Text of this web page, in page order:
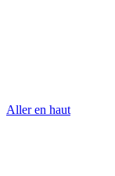
Aller en haut